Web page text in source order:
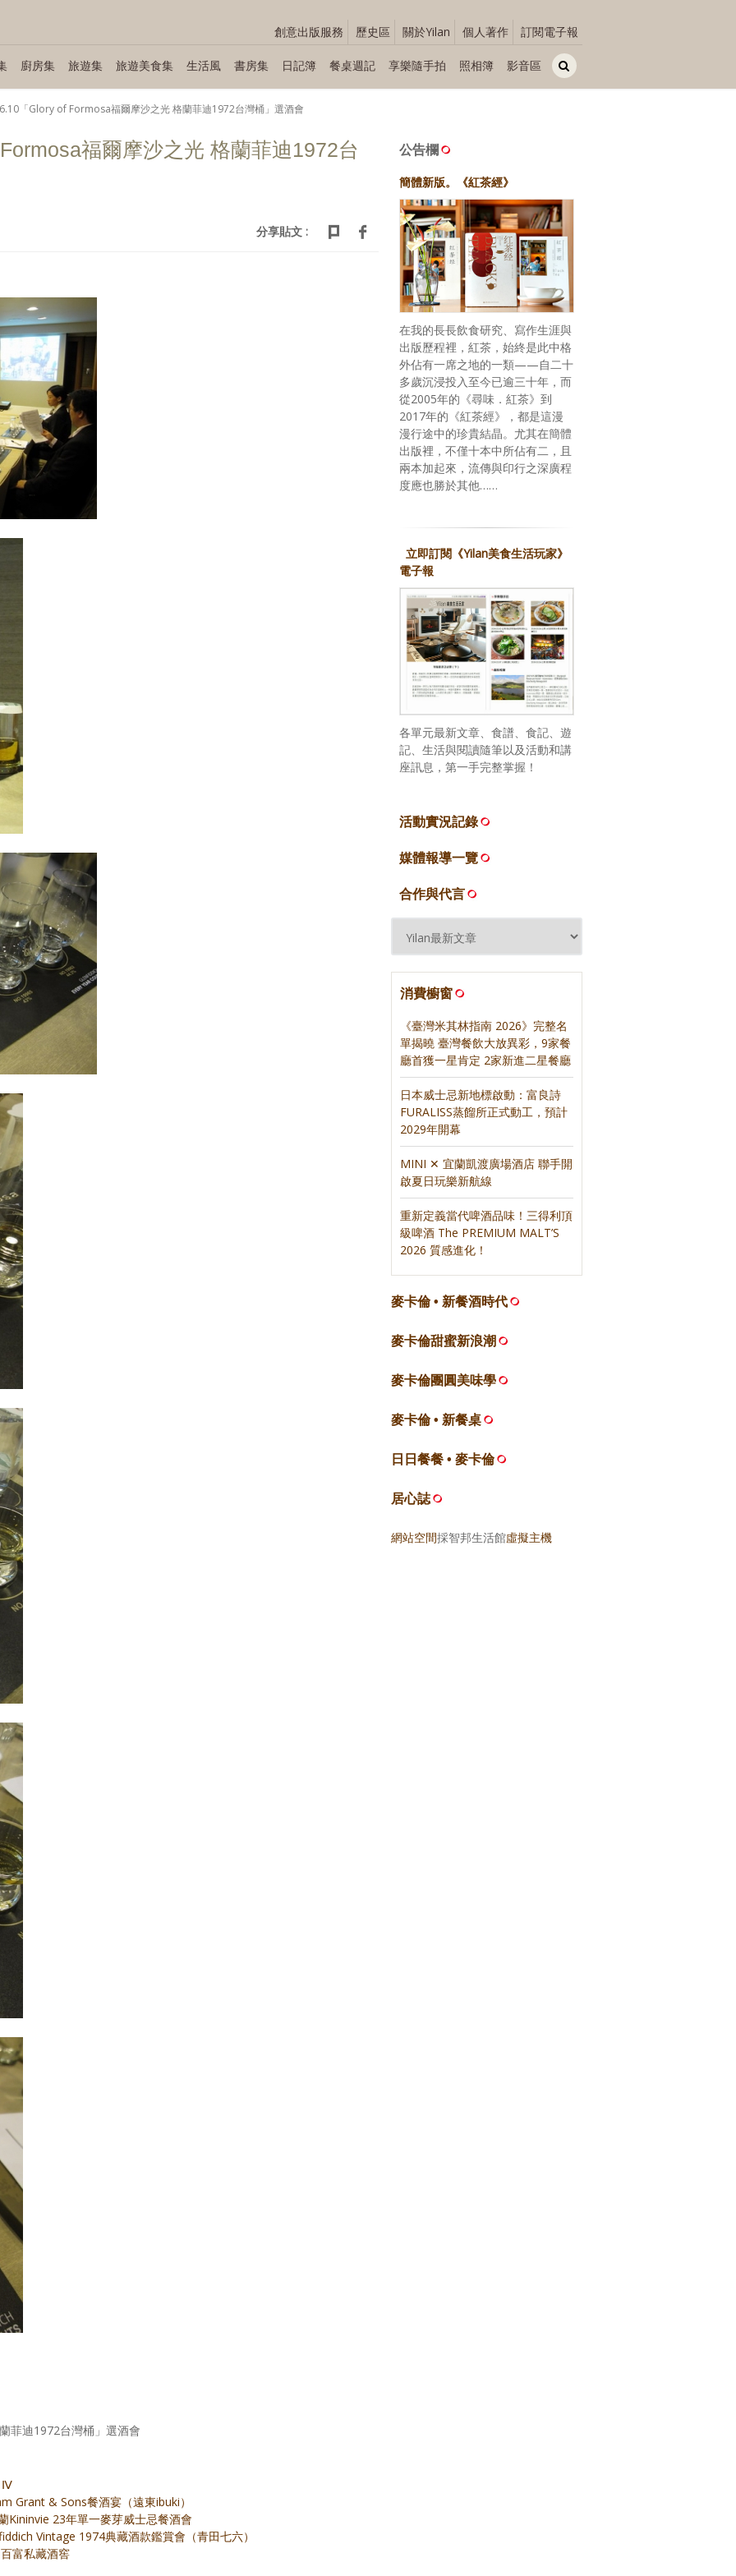
創意出版服務 歷史區 關於Yilan 個人著作 訂閱電子報
廚房集 旅遊集 旅遊美食集 生活風 書房集 日記簿 餐桌週記 享樂隨手拍 照相簿 影音區
「Glory of Formosa福爾摩沙之光 格蘭菲迪1972台灣桶」選酒會
福爾摩沙之光 格蘭菲迪1972台
分享貼文 :
菲迪1972台灣桶」選酒會
Ⅳ
Grant & Sons餐酒宴（遠東ibuki）
23年單一麥芽威士忌餐酒會
Vintage 1974典藏酒款鑑賞會（青田七六）
富私藏酒窖
公告欄
簡體新版。《紅茶經》
在我的長長飲食研究、寫作生涯與
出版歷程裡，紅茶，始終是此中格
外佔有一席之地的一類——自二十
多歲沉浸投入至今已逾三十年，而
從2005年的《尋味．紅茶》到
2017年的《紅茶經》，都是這漫
漫行途中的珍貴結晶。尤其在簡體
出版裡，不僅十本中所佔有二，且
兩本加起來，流傳與印行之深廣程
度應也勝於其他……
立即訂閱《Yilan美食生活玩家》
電子報
各單元最新文章、食譜、食記、遊
記、生活與閱讀隨筆以及活動和講
座訊息，第一手完整掌握！
活動實況記錄
媒體報導一覽
合作與代言
消費櫥窗
《臺灣米其林指南 2026》完整名
單揭曉 臺灣餐飲大放異彩，9家餐
廳首獲一星肯定 2家新進二星餐廳
日本威士忌新地標啟動：富良詩
FURALISS蒸餾所正式動工，預計
2029年開幕
MINI ✕ 宜蘭凱渡廣場酒店 聯手開
啟夏日玩樂新航線
重新定義當代啤酒品味！三得利頂
級啤酒 The PREMIUM MALT’S
2026 質感進化！
麥卡倫 • 新餐酒時代
麥卡倫甜蜜新浪潮
麥卡倫團圓美味學
麥卡倫 • 新餐桌
日日餐餐 • 麥卡倫
居心誌
網站空間採智邦生活館虛擬主機